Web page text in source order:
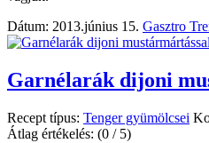
Dátum: 2013.június 15. Gasztro
Garnélarák dijoni
Recept típus: Tenger gyümölcsei
Átlag értékelés: (0 / 5)